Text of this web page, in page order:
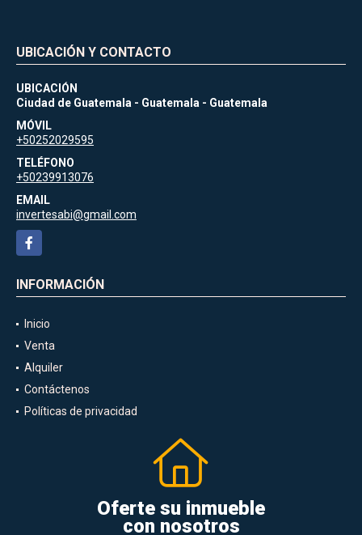
UBICACIÓN Y CONTACTO
UBICACIÓN
Ciudad de Guatemala - Guatemala - Guatemala
MÓVIL
+50252029595
TELÉFONO
+50239913076
EMAIL
invertesabi@gmail.com
Facebook
INFORMACIÓN
Inicio
Venta
Alquiler
Contáctenos
Políticas de privacidad
Oferte su inmueble
con nosotros